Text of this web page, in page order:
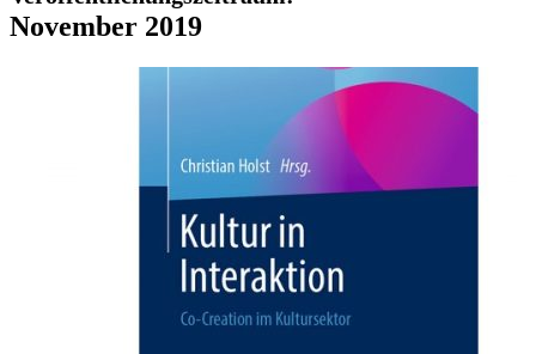
November 2019